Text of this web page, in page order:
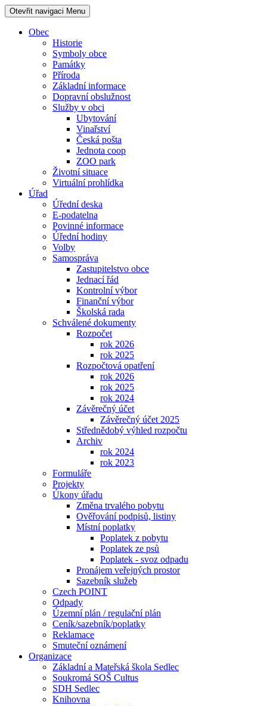
Otevřit navigaci Menu
Obec
Historie
Symboly obce
Památky
Příroda
Základní informace
Dopravní obslužnost
Služby v obci
Ubytování
Vinařství
Česká pošta
Jednota coop
ZOO park
Životní situace
Virtuální prohlídka
Úřad
Úřední deska
E-podatelna
Povinné informace
Úřední hodiny
Volby
Samospráva
Zastupitelstvo obce
Jednací řád
Kontrolní výbor
Finanční výbor
Školská rada
Schválené dokumenty
Rozpočet
rok 2026
rok 2025
Rozpočtová opatření
rok 2026
rok 2025
rok 2024
Závěrečný účet
Závěrečný účet 2025
Střednědobý výhled rozpočtu
Archiv
rok 2024
rok 2023
Formuláře
Projekty
Úkony úřadu
Změna trvalého pobytu
Ověřování podpisů, listiny
Místní poplatky
Poplatek z pobytu
Poplatek ze psů
Poplatek - svoz odpadu
Pronájem veřejných prostor
Sazebník služeb
Czech POINT
Odpady
Územní plán / regulační plán
Ceník/sazebník/poplatky
Reklamace
Smuteční oznámení
Organizace
Základní a Mateřská škola Sedlec
Soukromá SOŠ Cultus
SDH Sedlec
Knihovna